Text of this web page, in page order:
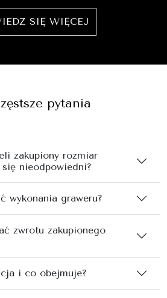
SIĘ WIĘCEJ
pytania
zakupiony rozmiar
nieodpowiedni?
wykonania graweru?
zwrotu zakupionego
i co obejmuje?